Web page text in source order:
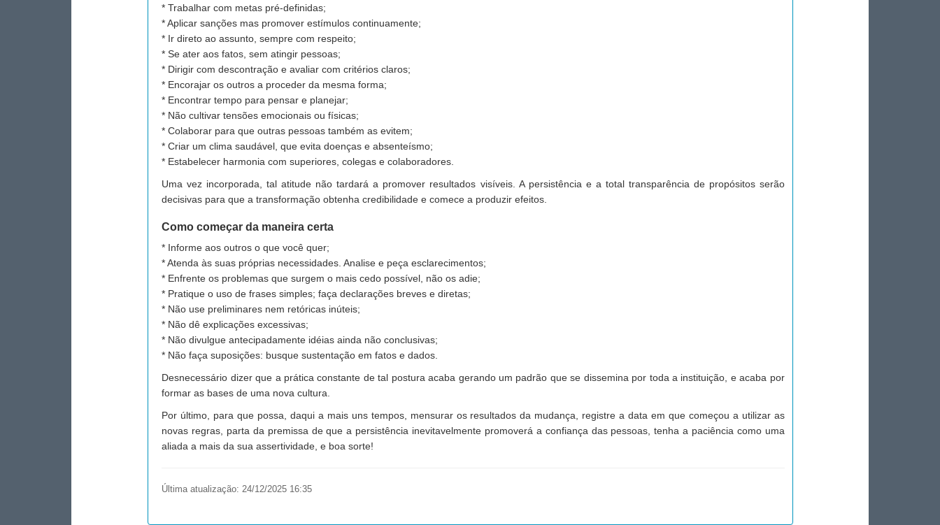
* Trabalhar com metas pré-definidas;
* Aplicar sanções mas promover estímulos continuamente;
* Ir direto ao assunto, sempre com respeito;
* Se ater aos fatos, sem atingir pessoas;
* Dirigir com descontração e avaliar com critérios claros;
* Encorajar os outros a proceder da mesma forma;
* Encontrar tempo para pensar e planejar;
* Não cultivar tensões emocionais ou físicas;
* Colaborar para que outras pessoas também as evitem;
* Criar um clima saudável, que evita doenças e absenteísmo;
* Estabelecer harmonia com superiores, colegas e colaboradores.
Uma vez incorporada, tal atitude não tardará a promover resultados visíveis. A persistência e a total transparência de propósitos serão
decisivas para que a transformação obtenha credibilidade e comece a produzir efeitos.
Como começar da maneira certa
* Informe aos outros o que você quer;
* Atenda às suas próprias necessidades. Analise e peça esclarecimentos;
* Enfrente os problemas que surgem o mais cedo possível, não os adie;
* Pratique o uso de frases simples; faça declarações breves e diretas;
* Não use preliminares nem retóricas inúteis;
* Não dê explicações excessivas;
* Não divulgue antecipadamente idéias ainda não conclusivas;
* Não faça suposições: busque sustentação em fatos e dados.
Desnecessário dizer que a prática constante de tal postura acaba gerando um padrão que se dissemina por toda a instituição, e acaba por
formar as bases de uma nova cultura.
Por último, para que possa, daqui a mais uns tempos, mensurar os resultados da mudança, registre a data em que começou a utilizar as
novas regras, parta da premissa de que a persistência inevitavelmente promoverá a confiança das pessoas, tenha a paciência como uma
aliada a mais da sua assertividade, e boa sorte!
Última atualização:24/12/2025 16:35